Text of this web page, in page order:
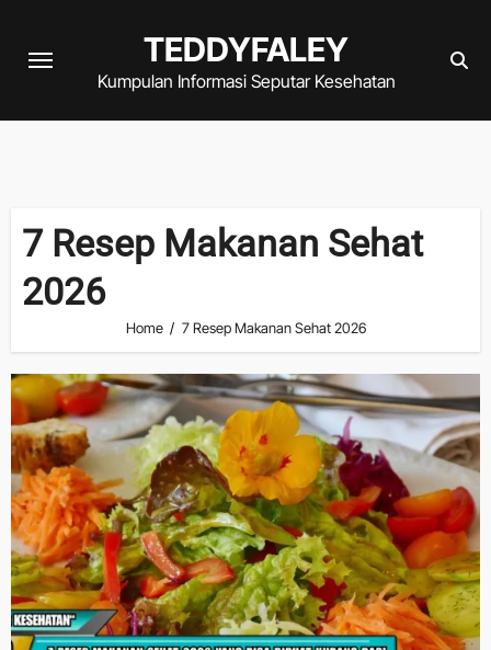
TEDDYFALEY
Kumpulan Informasi Seputar Kesehatan
7 Resep Makanan Sehat
2026
Home 7 Resep Makanan Sehat 2026